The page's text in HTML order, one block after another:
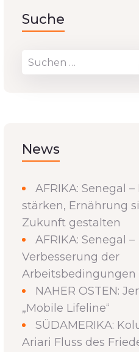
Suche
News
AFRIKA: Senegal –
stärken, Ernährung
Zukunft gestalten
AFRIKA: Senegal –
Verbesserung der
Arbeitsbedingungen
NAHER OSTEN:
„Mobile Lifeline“
SÜDAMERIKA:
Ariari Fluss des